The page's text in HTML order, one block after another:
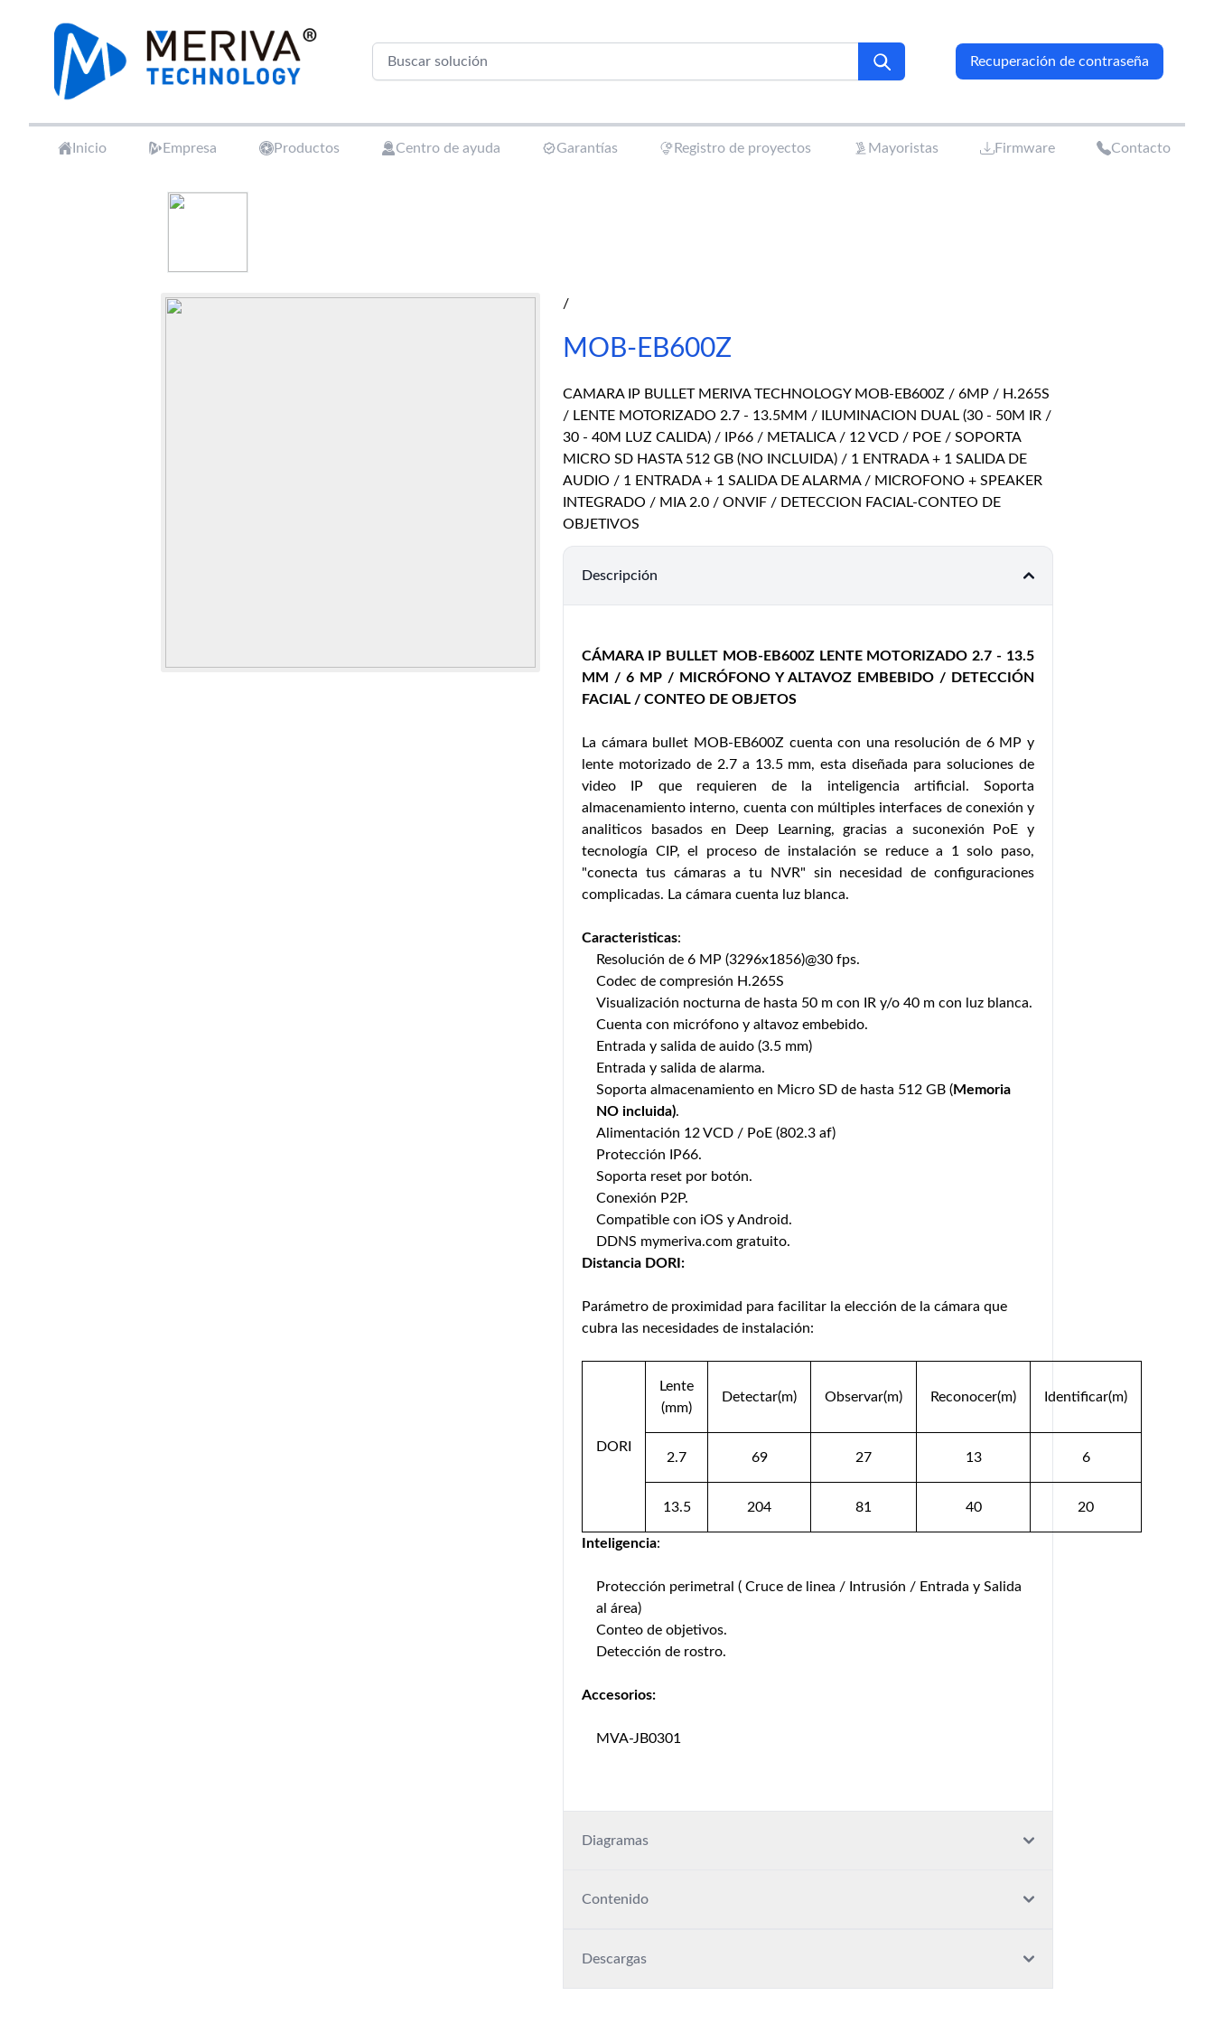
Your Company
Recuperación de contraseña
Inicio Empresa Productos Centro de ayuda Garantías Registro de proyectos Mayoristas Firmware Contacto
/
MOB-EB600Z
CAMARA IP BULLET MERIVA TECHNOLOGY MOB-EB600Z / 6MP / H.265S
/ LENTE MOTORIZADO 2.7 - 13.5MM / ILUMINACION DUAL (30 - 50M IR /
30 - 40M LUZ CALIDA) / IP66 / METALICA / 12 VCD / POE / SOPORTA
MICRO SD HASTA 512 GB (NO INCLUIDA) / 1 ENTRADA + 1 SALIDA DE
AUDIO / 1 ENTRADA + 1 SALIDA DE ALARMA / MICROFONO + SPEAKER
INTEGRADO / MIA 2.0 / ONVIF / DETECCION FACIAL-CONTEO DE
OBJETIVOS
Descripción
CÁMARA IP BULLET MOB-EB600Z LENTE MOTORIZADO 2.7 - 13.5
MM / 6 MP / MICRÓFONO Y ALTAVOZ EMBEBIDO / DETECCIÓN
FACIAL / CONTEO DE OBJETOS
La cámara bullet MOB-EB600Z cuenta con una resolución de 6 MP y
lente motorizado de 2.7 a 13.5 mm, esta diseñada para soluciones de
video IP que requieren de la inteligencia artificial. Soporta
almacenamiento interno, cuenta con múltiples interfaces de conexión y
analiticos basados en Deep Learning, gracias a suconexión PoE y
tecnología CIP, el proceso de instalación se reduce a 1 solo paso,
"conecta tus cámaras a tu NVR" sin necesidad de configuraciones
complicadas. La cámara cuenta luz blanca.
Caracteristicas:
Resolución de 6 MP (3296x1856)@30 fps.
Codec de compresión H.265S
Visualización nocturna de hasta 50 m con IR y/o 40 m con luz blanca.
Cuenta con micrófono y altavoz embebido.
Entrada y salida de auido (3.5 mm)
Entrada y salida de alarma.
Soporta almacenamiento en Micro SD de hasta 512 GB (Memoria
NO incluida).
Alimentación 12 VCD / PoE (802.3 af)
Protección IP66.
Soporta reset por botón.
Conexión P2P.
Compatible con iOS y Android.
DDNS mymeriva.com gratuito.
Distancia DORI:
Parámetro de proximidad para facilitar la elección de la cámara que
cubra las necesidades de instalación:
DORI
Lente
(mm)
Detectar(m) Observar(m) Reconocer(m) Identificar(m)
2.7 69 27 13 6
13.5 204 81 40 20
Inteligencia:
Protección perimetral ( Cruce de linea / Intrusión / Entrada y Salida
al área)
Conteo de objetivos.
Detección de rostro.
Accesorios:
MVA-JB0301
Diagramas
Contenido
Descargas